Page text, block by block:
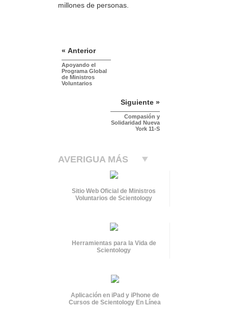
millones de personas.
« Anterior
Apoyando el
Programa Global
de Ministros
Voluntarios
Siguiente »
Compasión y
Solidaridad Nueva
York 11-S
AVERIGUA MÁS
Sitio Web Oficial de Ministros
Voluntarios de Scientology
Herramientas para la Vida de
Scientology
Aplicación en iPad y iPhone de
Cursos de Scientology En Línea